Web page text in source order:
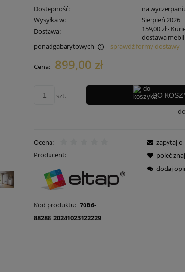
Dostępność:
na
Wysyłka w:
Sierpień 2026
Dostawa:
159,00 zł-
dostawa mebli
ponadgabarytowych
zawiera ewentualnych kosztów
sprawdź formy dostawy
Cena: 899,00 zł
szt. DO
Ocena:
Producent:
Kod produktu: 70B6-
88288_20241023122229
zapytaj
poleć
dodaj